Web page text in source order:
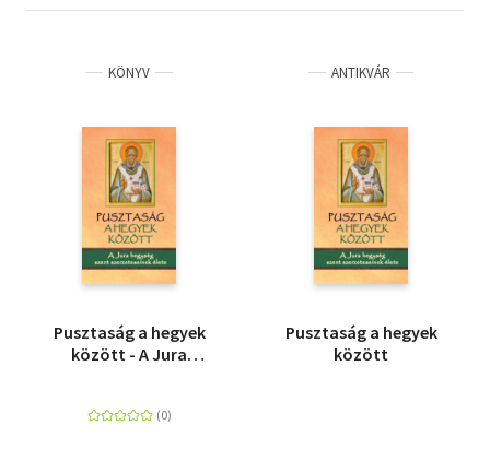
KÖNYV
Pusztaság a hegyek
között - A Jura
ANTIKVÁR
Pusztaság a hegyek
között